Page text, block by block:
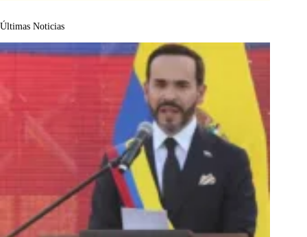
Últimas Noticias